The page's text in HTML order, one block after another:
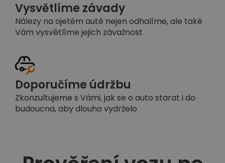
Vysvětlíme závady
Nálezy na ojetém autě nejen odhalíme, ale také
Vám vysvětlíme jejich závažnost
Doporučíme údržbu
Zkonzultujeme s Vámi, jak se o auto starat i do
budoucna, aby dlouho vydrželo